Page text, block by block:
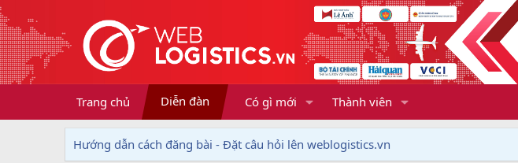
Trang chủ Diễn đàn Có gì mới Thành viên
Hướng dẫn cách đăng bài - Đặt câu hỏi lên weblogistics.vn